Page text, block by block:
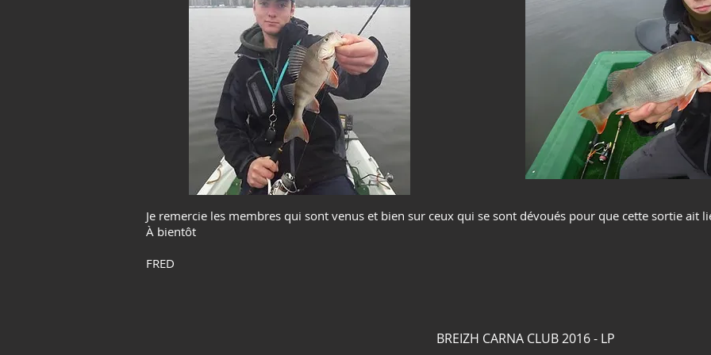
Je remercie les membres qui sont venus et bien sur ceux qui se sont dévoués pour que cette sortie ait
À bientôt
FRED
BREIZH CARNA CLUB 2016 - LP